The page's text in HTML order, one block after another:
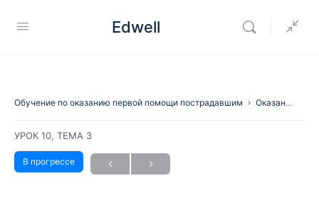
Edwell
Обучение по оказанию первой помощи пострадавшим Оказание первой помощи при различных отравлениях
УРОК 10, ТЕМА 3
В прогрессе